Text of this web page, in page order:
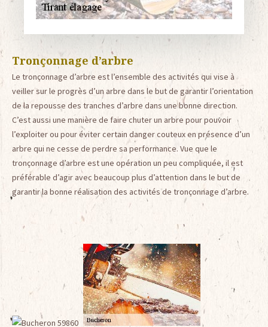
Tronçonnage d’arbre
Le tronçonnage d’arbre est l’ensemble des activités qui vise à
veiller sur le progrès d’un arbre dans le but de garantir l’orientation
de la repousse des tranches d’arbre dans une bonne direction.
C’est aussi une manière de faire chuter un arbre pour pouvoir
l’exploiter ou pour éviter certain danger couteux en présence d’un
arbre qui ne cesse de perdre sa performance. Vue que le
tronçonnage d’arbre est une opération un peu compliquée, il est
préférable d’agir avec beaucoup plus d’attention dans le but de
garantir la bonne réalisation des activités de tronçonnage d’arbre.